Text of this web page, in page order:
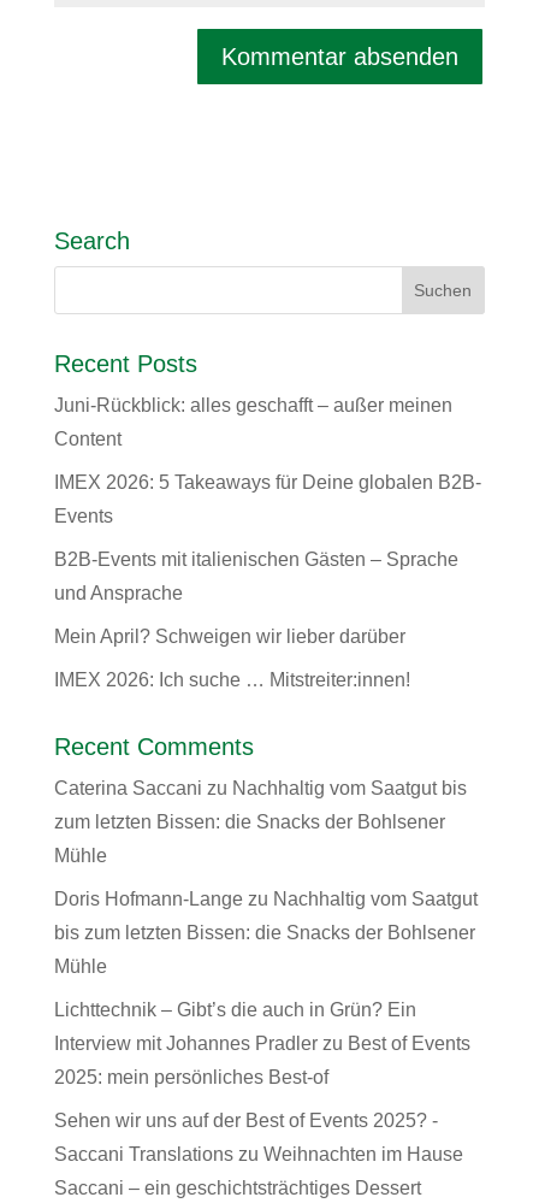
Search
Recent Posts
Juni-Rückblick: alles geschafft – außer meinen
Content
IMEX 2026: 5 Takeaways für Deine globalen B2B-
Events
B2B-Events mit italienischen Gästen – Sprache
und Ansprache
Mein April? Schweigen wir lieber darüber
IMEX 2026: Ich suche … Mitstreiter:innen!
Recent Comments
Caterina Saccani zu Nachhaltig vom Saatgut bis
zum letzten Bissen: die Snacks der Bohlsener
Mühle
Doris Hofmann-Langezu Nachhaltig vom Saatgut
bis zum letzten Bissen: die Snacks der Bohlsener
Mühle
Lichttechnik – Gibt’s die auch in Grün? Ein
Interview mit Johannes Pradlerzu Best of Events
2025: mein persönliches Best-of
Sehen wir uns auf der Best of Events 2025? -
Saccani Translationszu Weihnachten im Hause
Saccani – ein geschichtsträchtiges Dessert